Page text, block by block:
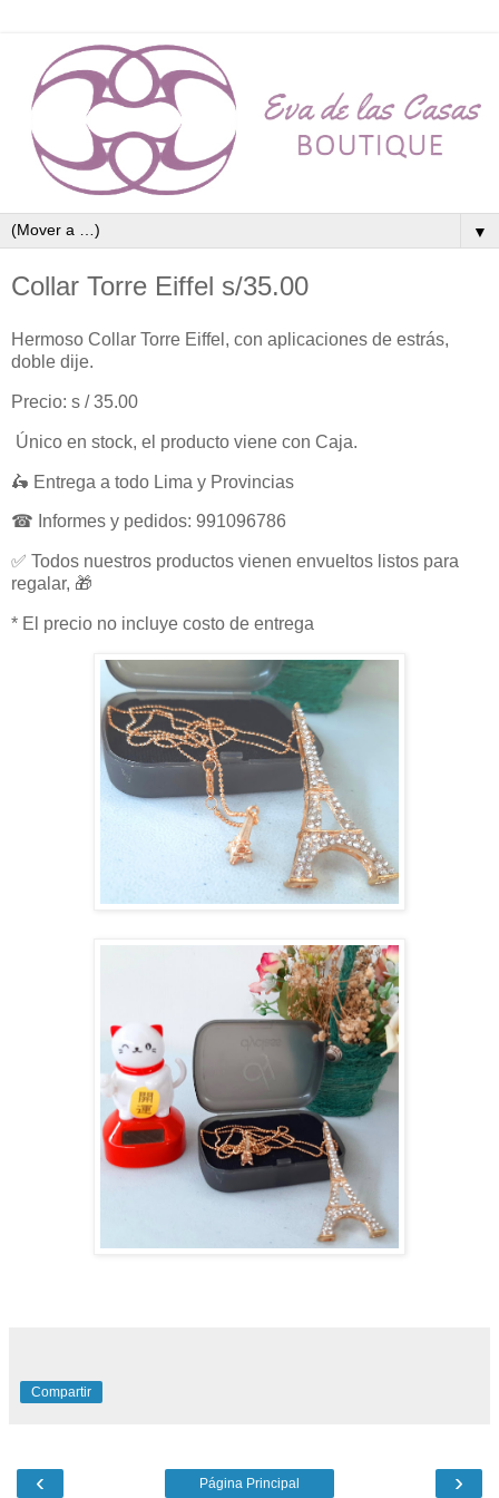
▼
Collar Torre Eiffel s/35.00
Hermoso Collar Torre Eiffel, con aplicaciones de estrás,
doble dije.
Precio: s / 35.00
Único en stock, el producto viene con Caja.
🛵 Entrega a todo Lima y Provincias
☎ Informes y pedidos: 991096786
✅ Todos nuestros productos vienen envueltos listos para
regalar, 🎁
* El precio no incluye costo de entrega
Compartir
‹ ›
Página Principal